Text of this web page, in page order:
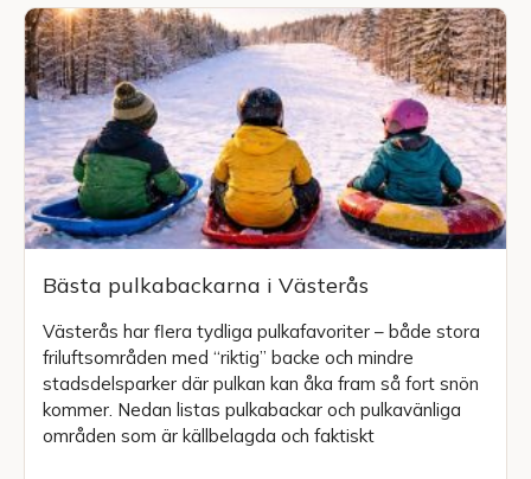
Bästa pulkabackarna i Västerås
Västerås har flera tydliga pulkafavoriter – både stora
friluftsområden med “riktig” backe och mindre
stadsdelsparker där pulkan kan åka fram så fort snön
kommer. Nedan listas pulkabackar och pulkavänliga
områden som är källbelagda och faktiskt